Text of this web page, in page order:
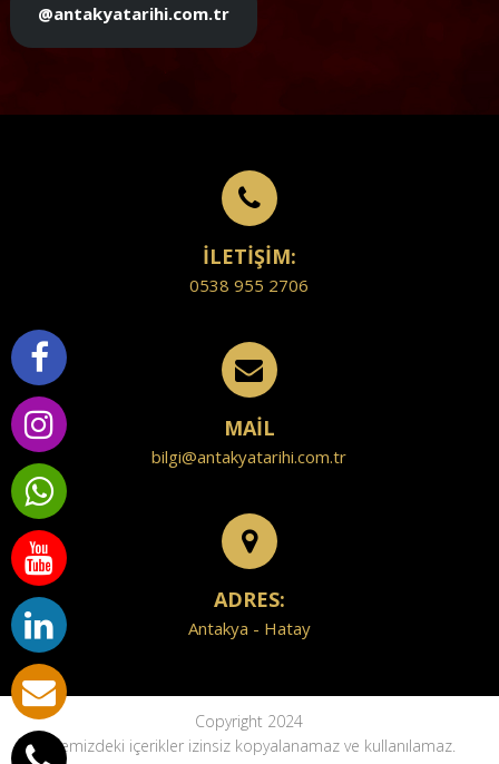
@antakyatarihi.com.tr
İLETİŞİM:
0538 955 2706
MAİL
bilgi@antakyatarihi.com.tr
ADRES:
Antakya - Hatay
Copyright 2024
Sitemizdeki içerikler izinsiz kopyalanamaz ve kullanılamaz.